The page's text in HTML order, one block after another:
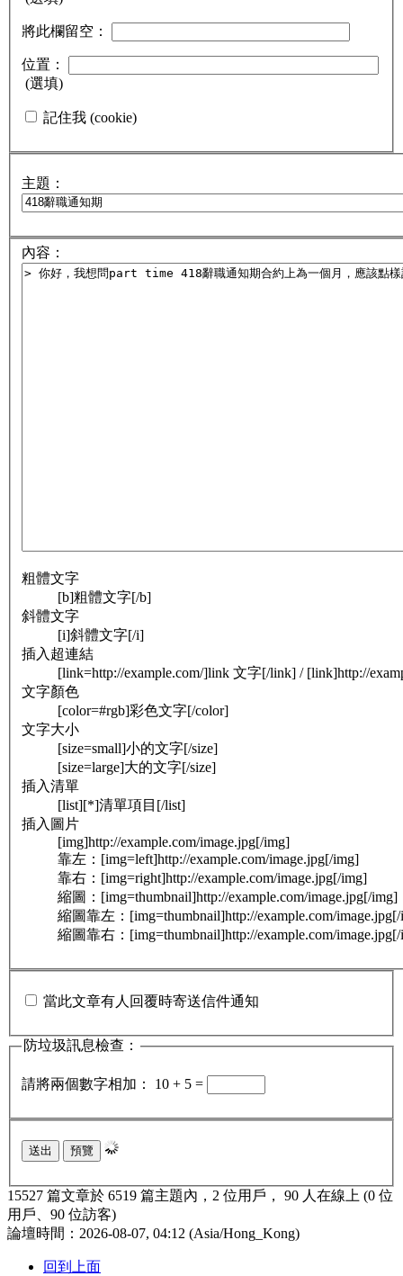
將此欄留空：
位置：
(選填)
記住我 (cookie)
主題：
內容：
粗體文字
[b]粗體文字[/b]
斜體文字
[i]斜體文字[/i]
插入超連結
[link=http://example.com/]link 文字[/link] / [link]http://
文字顏色
[color=#rgb]彩色文字[/color]
文字大小
[size=small]小的文字[/size]
[size=large]大的文字[/size]
插入清單
[list][*]清單項目[/list]
插入圖片
[img]http://example.com/image.jpg[/img]
靠左：[img=left]http://example.com/image.jpg[/img]
靠右：[img=right]http://example.com/image.jpg[/img]
縮圖：[img=thumbnail]http://example.com/image.jpg[/img]
縮圖靠左：[img=thumbnail]http://example.com/
縮圖靠右：[img=thumbnail]http://example.com/
當此文章有人回覆時寄送信件通知
防垃圾訊息檢查：
請將兩個數字相加： 10 + 5 =
15527 篇文章於 6519 篇主題內，2 位用戶， 90 人在線上 (0 位
用戶、90 位訪客)
論壇時間：2026-08-07, 04:12 (Asia/Hong_Kong)
回到上面